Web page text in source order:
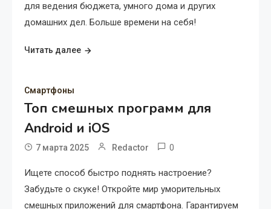
для ведения бюджета, умного дома и других
домашних дел. Больше времени на себя!
Читать далее
Смартфоны
Топ смешных программ для
Android и iOS
7 марта 2025 Redactor 0
Ищете способ быстро поднять настроение?
Забудьте о скуке! Откройте мир уморительных
смешных приложений для смартфона. Гарантируем